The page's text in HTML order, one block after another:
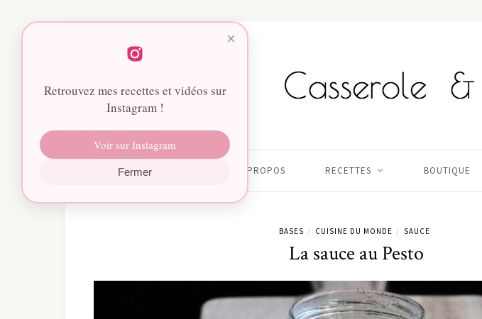
À PROPOS RECETTES BOUTIQUE
BASES / CUISINE DU MONDE / SAUCE
La sauce au Pesto
×
Retrouvez mes recettes et vidéos sur
Instagram !
Voir sur Instagram
Fermer